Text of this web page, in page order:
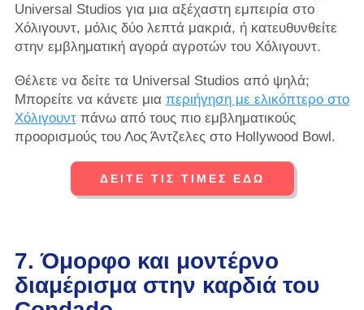
Universal Studios για μια αξέχαστη εμπειρία στο
Χόλιγουντ, μόλις δύο λεπτά μακριά, ή κατευθυνθείτε
στην εμβληματική αγορά αγροτών του Χόλιγουντ.
Θέλετε να δείτε τα Universal Studios από ψηλά;
Μπορείτε να κάνετε μια περιήγηση με ελικόπτερο στο
Χόλιγουντπάνω από τους πιο εμβληματικούς
προορισμούς του Λος Άντζελες στο Hollywood Bowl.
ΔΕΙΤΕ ΤΙΣ ΤΙΜΕΣ ΕΔΩ
7. Όμορφο και μοντέρνο
διαμέρισμα στην καρδιά του